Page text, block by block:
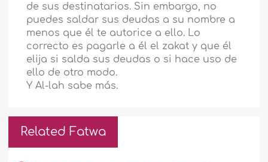
de sus destinatarios. Sin embargo, no
puedes saldar sus deudas a su nombre a
menos que él te autorice a ello. Lo
correcto es pagarle a él el zakat y que él
elija si salda sus deudas o si hace uso de
ello de otro modo.
Y Al-lah sabe más.
Related Fatwa